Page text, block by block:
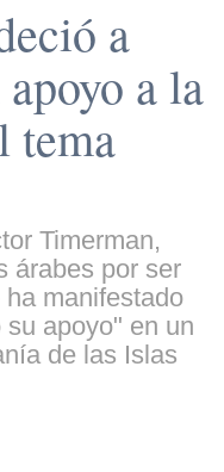
a
a la
tema
Timerman,
árabes por ser
manifestado
apoyo" en un
de las Islas